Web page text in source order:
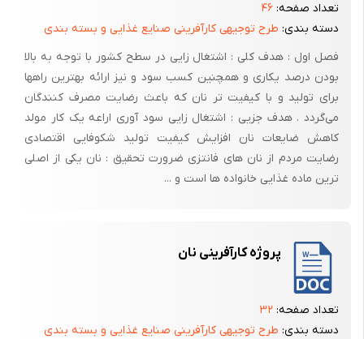
تعداد صفحه: ۴۶
دسته بندی: طرح توجیهی کارآفرینی صنایع غذایی و بسته بندی
فصل اول : هدف کلی : اشتغال زایی در سطح کشور با توجه به بالا
بودن درصد یکاری و همچنین کسب سود و نیز ارائه بهترین راهها
برای تولید و با کیفیت تر نان که باعث رضایت مصرف کنندگان
می‌گردد . هدف جزیی : اشتغال زایی سود آوری اراعه یک کار مولد
کاهش ضایعات نان افزایش کیفیت تولید شکوفایی اقتصادی
رضایت مردم از نان‌ های فانتزی ضرورت تحقیق : نان یکی از اصلی
ترین ماده غذایی خانواده ها است و ...
پروژه کارآفرینی نان
تعداد صفحه: ۳۲
دسته بندی: طرح توجیهی کارآفرینی صنایع غذایی و بسته بندی